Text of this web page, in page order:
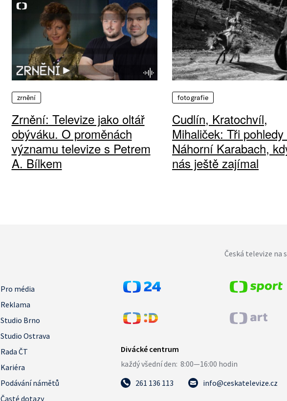
zrnění
Zrnění: Televize jako oltář
obýváku. O proměnách
významu televize s Petrem
A. Bílkem
fotografie
Cudlín, Kratochvíl,
Mihaliček: Tři
Náhorní Karabach,
nás ještě zajímal
Česká televize na
Pro média
Reklama
Studio Brno
Studio Ostrava
Rada ČT
Kariéra
Podávání námětů
Časté dotazy
261 136 113 info@ceskatelevize.cz